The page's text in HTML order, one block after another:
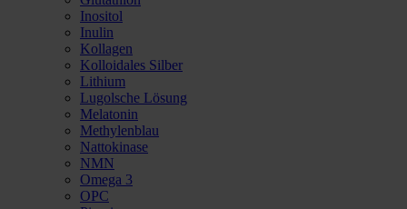
Inositol
Inulin
Kollagen
Kolloidales Silber
Lithium
Lugolsche Lösung
Melatonin
Methylenblau
Nattokinase
NMN
Omega 3
OPC